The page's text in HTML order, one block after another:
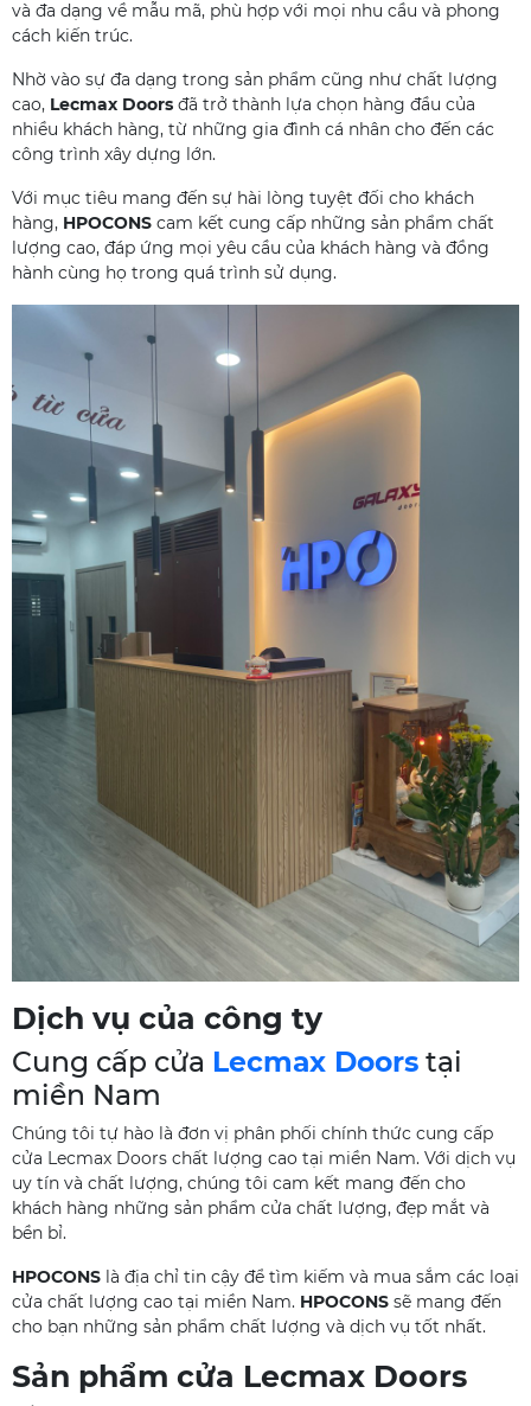
và đa dạng về mẫu mã, phù hợp với mọi nhu cầu và phong
cách kiến trúc.
Nhờ vào sự đa dạng trong sản phẩm cũng như chất lượng
cao, Lecmax Doors đã trở thành lựa chọn hàng đầu của
nhiều khách hàng, từ những gia đình cá nhân cho đến các
công trình xây dựng lớn.
Với mục tiêu mang đến sự hài lòng tuyệt đối cho khách
hàng, HPOCONS cam kết cung cấp những sản phẩm chất
lượng cao, đáp ứng mọi yêu cầu của khách hàng và đồng
hành cùng họ trong quá trình sử dụng.
Dịch vụ của công ty
Cung cấp cửa Lecmax Doors tại
miền Nam
Chúng tôi tự hào là đơn vị phân phối chính thức cung cấp
cửa Lecmax Doors chất lượng cao tại miền Nam. Với dịch vụ
uy tín và chất lượng, chúng tôi cam kết mang đến cho
khách hàng những sản phẩm cửa chất lượng, đẹp mắt và
bền bỉ.
HPOCONS là địa chỉ tin cậy để tìm kiếm và mua sắm các loại
cửa chất lượng cao tại miền Nam. HPOCONS sẽ mang đến
cho bạn những sản phẩm chất lượng và dịch vụ tốt nhất.
Sản phẩm cửa Lecmax Doors